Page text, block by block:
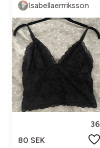
Isabellaerrriksson
36
80 SEK